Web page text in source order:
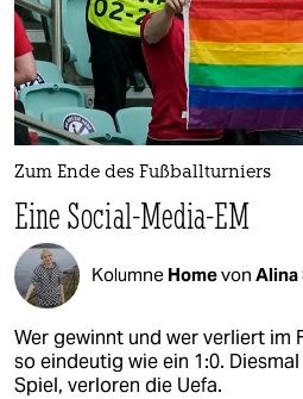
genossenschaft
epaper login
Zum Ende des Fußballturniers
Eine Social-Media-EM
Kolumne Homevon Alina
Wer gewinnt und wer verliert im
so eindeutig wie ein 1:0.
Spiel, verloren die Uefa.